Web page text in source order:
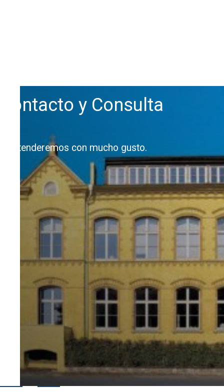
Contacto y Consulta
Le atenderemos con mucho gusto.